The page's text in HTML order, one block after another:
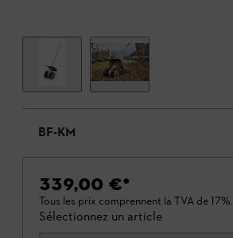
BF-KM
339,00 €*
Tous les prix comprennent la TVA de 17%.
Sélectionnez un article